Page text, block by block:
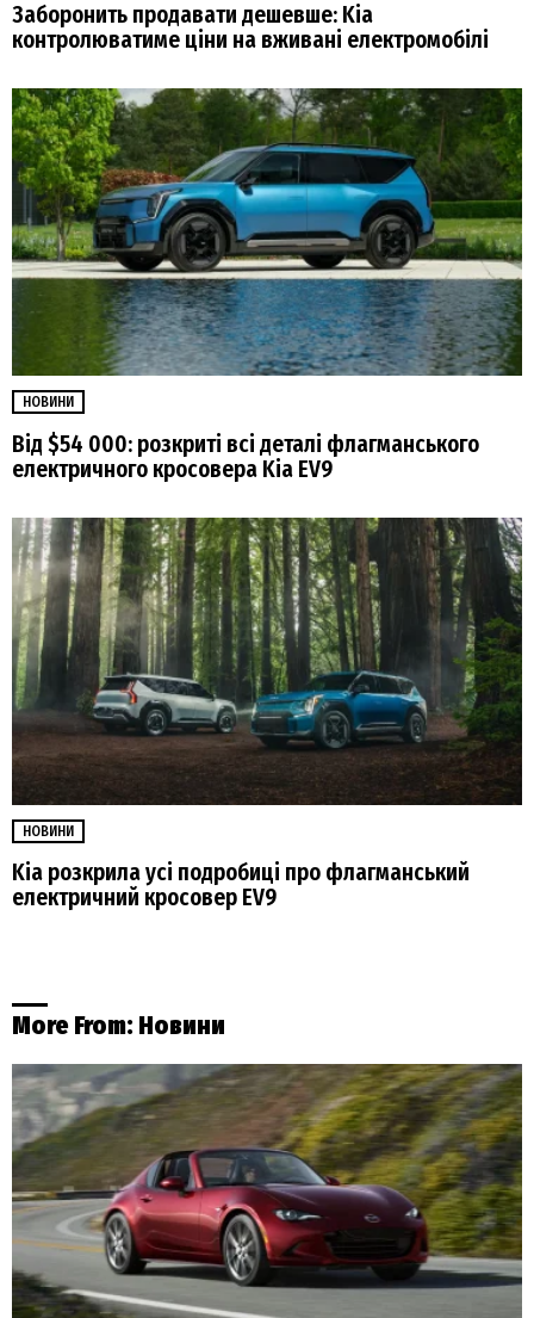
Заборонить продавати дешевше: Kia
контролюватиме ціни на вживані електромобілі
НОВИНИ
Від $54 000: розкриті всі деталі флагманського
електричного кросовера Kia EV9
НОВИНИ
Kia розкрила усі подробиці про флагманський
електричний кросовер EV9
More From: Новини